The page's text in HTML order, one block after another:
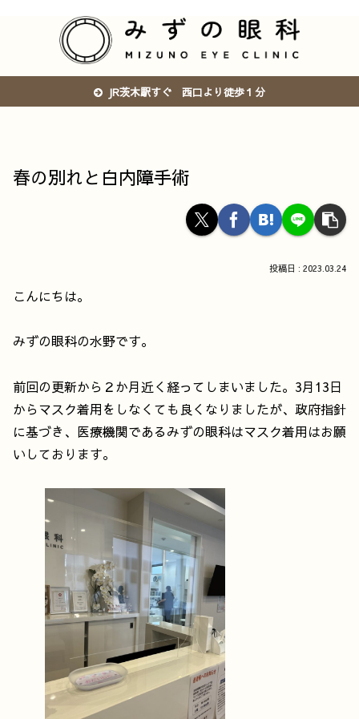
JR茨木駅すぐ 西口より徒歩１分
春の別れと白内障手術
2023.03.24
こんにちは。
みずの眼科の水野です。
前回の更新から２か月近く経ってしまいました。3月13日
からマスク着用をしなくても良くなりましたが、政府指針
に基づき、医療機関であるみずの眼科はマスク着用はお願
いしております。